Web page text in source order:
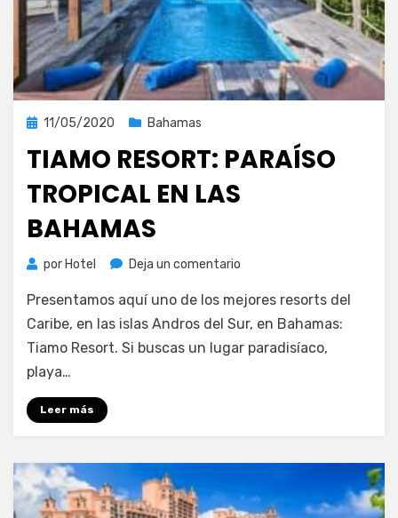
Publicada
11/05/2020 Bahamas
TIAMO RESORT: PARAÍSO
TROPICAL EN LAS
BAHAMAS
por Hotel Deja un comentario
Resort:
paraíso
tropical
Presentamos aquí uno de los mejores resorts del
Caribe, en las islas Andros del Sur, en Bahamas:
Tiamo Resort. Si buscas un lugar paradisíaco,
playa…
Leer más